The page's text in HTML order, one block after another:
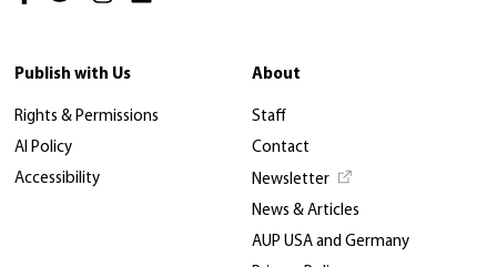
Publish with Us
Rights & Permissions
AI Policy
Accessibility
About
Staff
Contact
Newsletter
News & Articles
AUP USA and Germany